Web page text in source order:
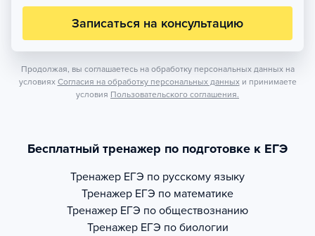
Записаться на консультацию
Продолжая, вы соглашаетесь на обработку персональных данных на
условиях Согласия на обработку персональных данных и принимаете
условия Пользовательского соглашения.
Бесплатный тренажер по подготовке к ЕГЭ
Тренажер ЕГЭ по русскому языку
Тренажер ЕГЭ по математике
Тренажер ЕГЭ по обществознанию
Тренажер ЕГЭ по биологии